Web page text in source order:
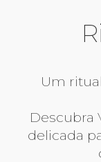
Um
Descubra
delicada